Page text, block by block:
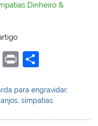
Dinheiro &
Y
o
Pr
t
ar
e
para engravidar,
,simpatias